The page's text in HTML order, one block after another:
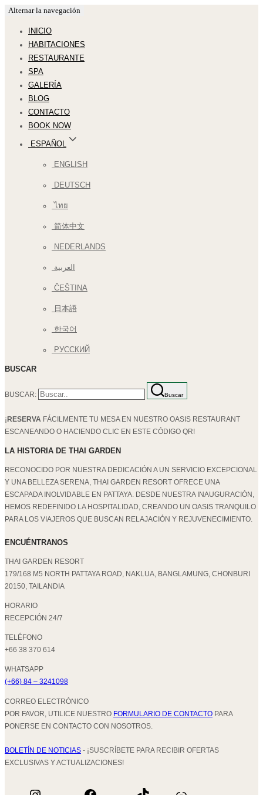
Alternar la navegación
INICIO
HABITACIONES
RESTAURANTE
SPA
GALERÍA
BLOG
CONTACTO
BOOK NOW
ESPAÑOL
ENGLISH
DEUTSCH
ไทย
简体中文
NEDERLANDS
العربية
ČEŠTINA
日本語
한국어
РУССКИЙ
BUSCAR
BUSCAR: Buscar
¡ RESERVA FÁCILMENTE TU MESA EN NUESTRO OASIS RESTAURANT
ESCANEANDO O HACIENDO CLIC EN ESTE CÓDIGO QR!
LA HISTORIA DE THAI GARDEN
RECONOCIDO POR NUESTRA DEDICACIÓN A UN SERVICIO EXCEPCIONAL
Y UNA BELLEZA SERENA, THAI GARDEN RESORT OFRECE UNA
ESCAPADA INOLVIDABLE EN PATTAYA. DESDE NUESTRA INAUGURACIÓN,
HEMOS REDEFINIDO LA HOSPITALIDAD, CREANDO UN OASIS TRANQUILO
PARA LOS VIAJEROS QUE BUSCAN RELAJACIÓN Y REJUVENECIMIENTO.
ENCUÉNTRANOS
THAI GARDEN RESORT
179/168 M5 NORTH PATTAYA ROAD, NAKLUA, BANGLAMUNG, CHONBURI
20150, TAILANDIA
HORARIO
RECEPCIÓN 24/7
TELÉFONO
+66 38 370 614
WHATSAPP
(+66) 84 – 3241098
CORREO ELECTRÓNICO
POR FAVOR, UTILICE NUESTRO FORMULARIO DE CONTACTO PARA
PONERSE EN CONTACTO CON NOSOTROS.
BOLETÍN DE NOTICIAS - ¡SUSCRÍBETE PARA RECIBIR OFERTAS
EXCLUSIVAS Y ACTUALIZACIONES!